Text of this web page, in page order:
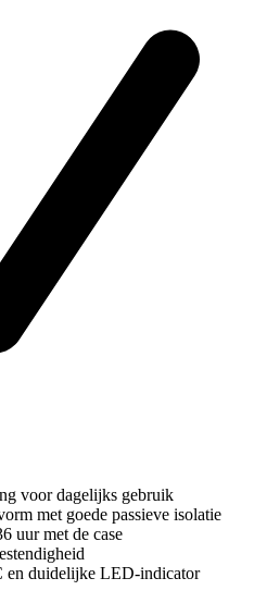
voor dagelijks gebruik
met goede passieve isolatie
uur met de case
en duidelijke LED-indicator